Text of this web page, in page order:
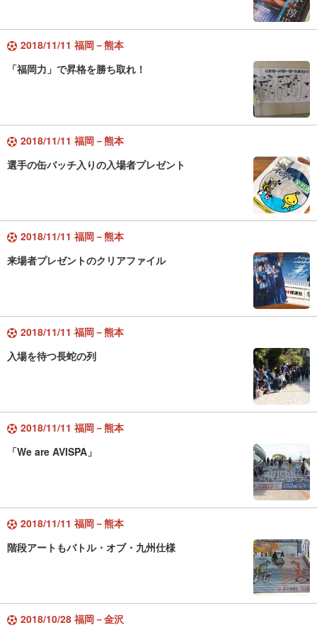
2018/11/11 福岡－熊本
「福岡力」で昇格を勝ち取れ！
2018/11/11 福岡－熊本
選手の缶バッチ入りの入場者プレゼント
2018/11/11 福岡－熊本
来場者プレゼントのクリアファイル
2018/11/11 福岡－熊本
入場を待つ長蛇の列
2018/11/11 福岡－熊本
「We are AVISPA」
2018/11/11 福岡－熊本
階段アートもバトル・オブ・九州仕様
2018/10/28 福岡－金沢